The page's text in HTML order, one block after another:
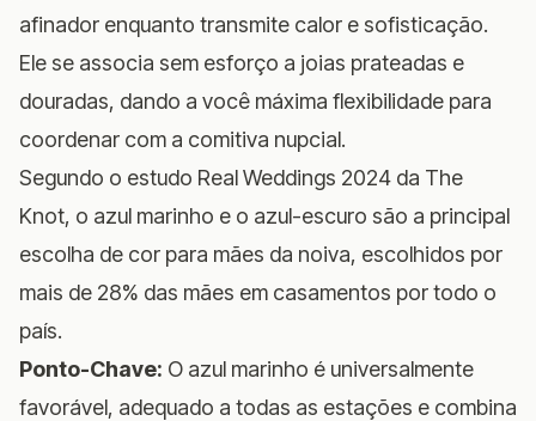
afinador enquanto transmite calor e sofisticação.
Ele se associa sem esforço a joias prateadas e
douradas, dando a você máxima flexibilidade para
coordenar com a comitiva nupcial.
Segundo o estudo Real Weddings 2024 da The
Knot, o azul marinho e o azul-escuro são a principal
escolha de cor para mães da noiva, escolhidos por
mais de 28% das mães em casamentos por todo o
país.
Ponto-Chave: O azul marinho é universalmente
favorável, adequado a todas as estações e combina